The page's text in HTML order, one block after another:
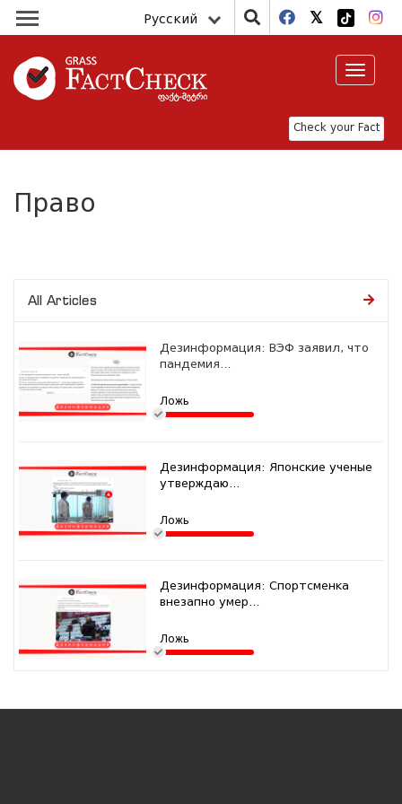
Русский
Check your Fact
Toggle
Право
All Articles
Дезинформация: ВЭФ заявил, что
пандемия...
Ложь
Дезинформация: Японские ученые
утверждаю...
Ложь
Дезинформация: Спортсменка
внезапно умер...
Ложь